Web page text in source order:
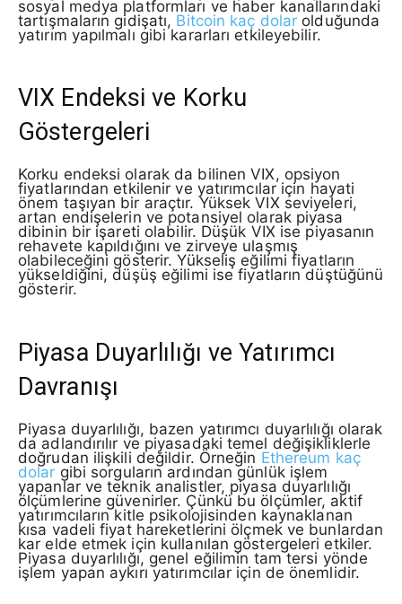
sosyal medya platformları ve haber kanallarındaki
tartışmaların gidişatı, Bitcoin kaç dolar olduğunda
yatırım yapılmalı gibi kararları etkileyebilir.
VIX Endeksi ve Korku
Göstergeleri
Korku endeksi olarak da bilinen VIX, opsiyon
fiyatlarından etkilenir ve yatırımcılar için hayati
önem taşıyan bir araçtır. Yüksek VIX seviyeleri,
artan endişelerin ve potansiyel olarak piyasa
dibinin bir işareti olabilir. Düşük VIX ise piyasanın
rehavete kapıldığını ve zirveye ulaşmış
olabileceğini gösterir. Yükseliş eğilimi fiyatların
yükseldiğini, düşüş eğilimi ise fiyatların düştüğünü
gösterir.
Piyasa Duyarlılığı ve Yatırımcı
Davranışı
Piyasa duyarlılığı, bazen yatırımcı duyarlılığı olarak
da adlandırılır ve piyasadaki temel değişikliklerle
doğrudan ilişkili değildir. Örneğin Ethereum kaç
dolar gibi sorguların ardından günlük işlem
yapanlar ve teknik analistler, piyasa duyarlılığı
ölçümlerine güvenirler. Çünkü bu ölçümler, aktif
yatırımcıların kitle psikolojisinden kaynaklanan
kısa vadeli fiyat hareketlerini ölçmek ve bunlardan
kar elde etmek için kullanılan göstergeleri etkiler.
Piyasa duyarlılığı, genel eğilimin tam tersi yönde
işlem yapan aykırı yatırımcılar için de önemlidir.